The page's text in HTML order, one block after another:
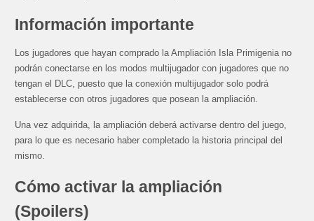
Información importante
Los jugadores que hayan comprado la Ampliación Isla Primigenia no
podrán conectarse en los modos multijugador con jugadores que no
tengan el DLC, puesto que la conexión multijugador solo podrá
establecerse con otros jugadores que posean la ampliación.
Una vez adquirida, la ampliación deberá activarse dentro del juego,
para lo que es necesario haber completado la historia principal del
mismo.
Cómo activar la ampliación
(Spoilers)